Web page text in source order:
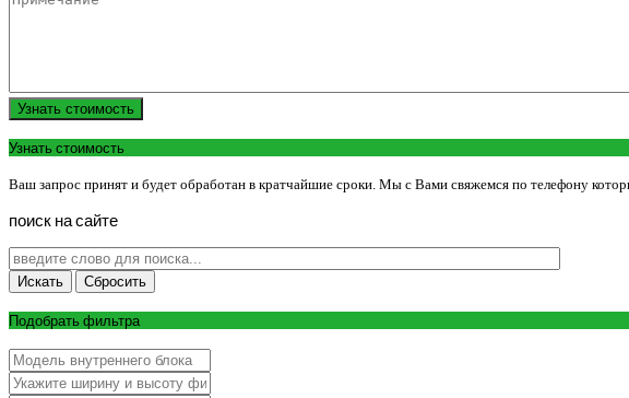
Узнать стоимость
Узнать стоимость
Ваш запрос принят и будет обработан в кратчайшие сроки. Мы с Вами свяжемся по телефону
поиск насайте
Подобрать фильтра